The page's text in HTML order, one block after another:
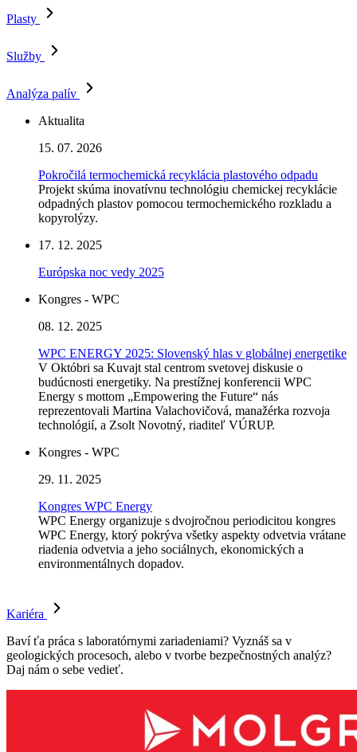
Plasty
Služby
Analýza palív
Aktualita
15. 07. 2026
Pokročilá termochemická recyklácia plastového odpadu
Projekt skúma inovatívnu technológiu chemickej recyklácie
odpadných plastov pomocou termochemického rozkladu a
kopyrolýzy.
17. 12. 2025
Európska noc vedy 2025
Kongres - WPC
08. 12. 2025
WPC ENERGY 2025: Slovenský hlas v globálnej energetike
V Októbri sa Kuvajt stal centrom svetovej diskusie o
budúcnosti energetiky. Na prestížnej konferencii WPC
Energy s mottom „Empowering the Future“ nás
reprezentovali Martina Valachovičová, manažérka rozvoja
technológií, a Zsolt Novotný, riaditeľ VÚRUP.
Kongres - WPC
29. 11. 2025
Kongres WPC Energy
WPC Energy organizuje s dvojročnou periodicitou kongres
WPC Energy, ktorý pokrýva všetky aspekty odvetvia vrátane
riadenia odvetvia a jeho sociálnych, ekonomických a
environmentálnych dopadov.
Kariéra
Baví ťa práca s laboratórnymi zariadeniami? Vyznáš sa v
geologických procesoch, alebo v tvorbe bezpečnostných analýz?
Daj nám o sebe vedieť.